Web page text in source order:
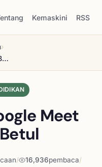
Kemaskini RSS
›
Cara Guna Google Meet Dengan Betul
Meet
/ 16,936pembaca/